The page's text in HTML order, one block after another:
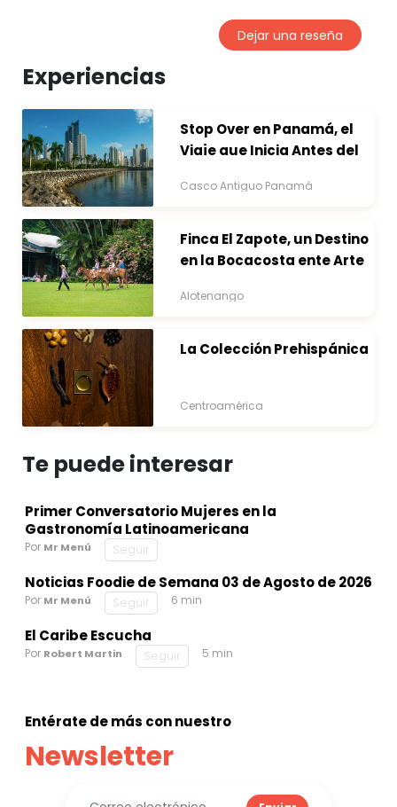
Dejar una reseña
Experiencias
Stop Over en Panamá, el
Viaje que Inicia Antes del
Casco Antiguo Panamá
Finca El Zapote, un Destino
en la Bocacosta ente Arte
Alotenango
La Colección Prehispánica
Centroamérica
Te puede interesar
Primer Conversatorio Mujeres en la
Gastronomía Latinoamericana
Por Mr Menú Seguir
Noticias Foodie de Semana 03 de Agosto de 2026
Por Mr Menú Seguir 6 min
El Caribe Escucha
Por Robert Martin Seguir 5 min
Entérate de más con nuestro
Newsletter